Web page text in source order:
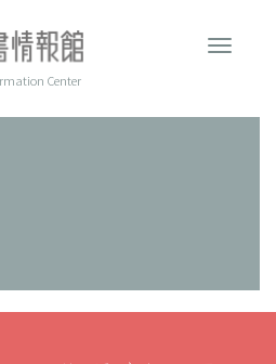
Center